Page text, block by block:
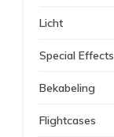
Licht
Special Effects
Bekabeling
Flightcases